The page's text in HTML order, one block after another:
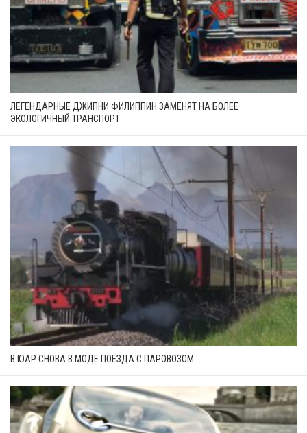
ЛЕГЕНДАРНЫЕ ДЖИПНИ ФИЛИППИН ЗАМЕНЯТ НА БОЛЕЕ
ЭКОЛОГИЧНЫЙ ТРАНСПОРТ
В ЮАР СНОВА В МОДЕ ПОЕЗДА С ПАРОВОЗОМ